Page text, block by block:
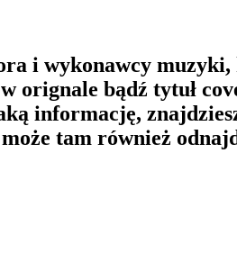
i wykonawcy muzyki,
orignale bądź tytuł
informację,
tam również